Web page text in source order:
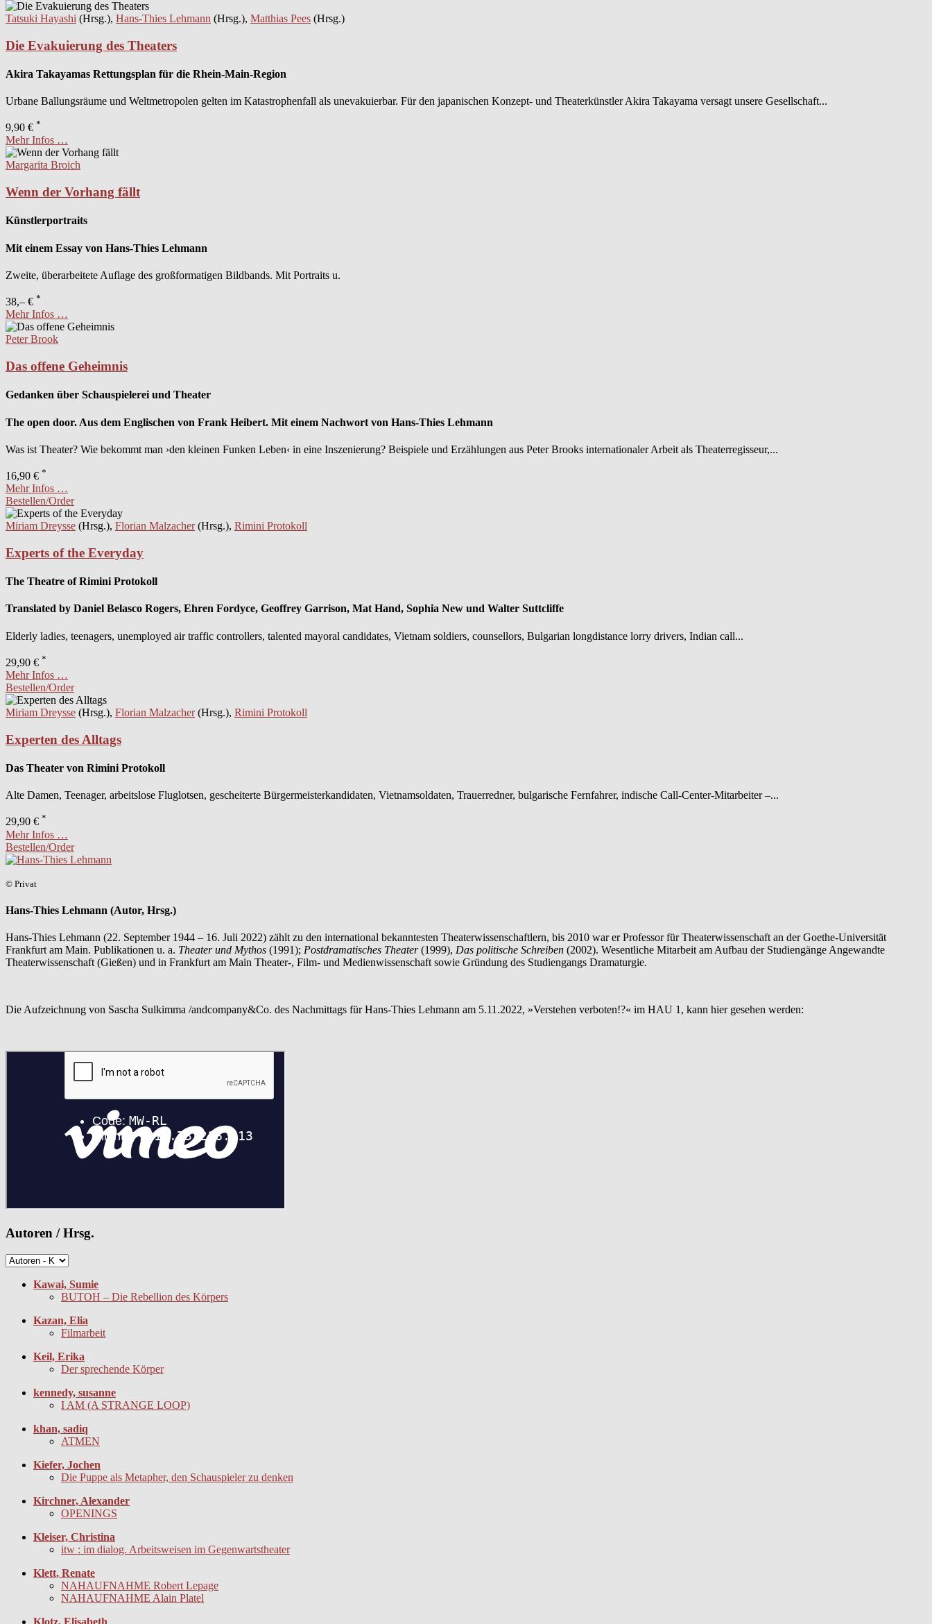
Tatsuki Hayashi (Hrsg.), Hans-Thies Lehmann (Hrsg.), Matthias Pees (Hrsg.)
Die Evakuierung des Theaters
Akira Takayamas Rettungsplan für die Rhein-Main-Region
Urbane Ballungsräume und Weltmetropolen gelten im Katastrophenfall als unevakuierbar. Für den japanischen Konzept- und Theaterkünstler Akira Takayama versagt unsere Gesellschaft...
9,90 € *
Mehr Infos …
Margarita Broich
Wenn der Vorhang fällt
Künstlerportraits
Mit einem Essay von Hans-Thies Lehmann
Zweite, überarbeitete Auflage des großformatigen Bildbands. Mit Portraits u.
38,– € *
Mehr Infos …
Peter Brook
Das offene Geheimnis
Gedanken über Schauspielerei und Theater
The open door. Aus dem Englischen von Frank Heibert. Mit einem Nachwort von Hans-Thies Lehmann
Was ist Theater? Wie bekommt man ›den kleinen Funken Leben‹ in eine Inszenierung? Beispiele und Erzählungen aus Peter Brooks internationaler Arbeit als Theaterregisseur,...
16,90 € *
Mehr Infos …
Bestellen/Order
Miriam Dreysse (Hrsg.), Florian Malzacher(Hrsg.), Rimini Protokoll
Experts of the Everyday
The Theatre of Rimini Protokoll
Translated by Daniel Belasco Rogers, Ehren Fordyce, Geoffrey Garrison, Mat Hand, Sophia New und Walter Suttcliffe
Elderly ladies, teenagers, unemployed air traffic controllers, talented mayoral candidates, Vietnam soldiers, counsellors, Bulgarian longdistance lorry drivers, Indian call...
29,90 € *
Mehr Infos …
Bestellen/Order
Miriam Dreysse (Hrsg.), Florian Malzacher(Hrsg.), Rimini Protokoll
Experten des Alltags
Das Theater von Rimini Protokoll
Alte Damen, Teenager, arbeitslose Fluglotsen, gescheiterte Bürgermeisterkandidaten, Vietnamsoldaten, Trauerredner, bulgarische Fernfahrer, indische Call-Center-Mitarbeiter –...
29,90 € *
Mehr Infos …
Bestellen/Order
© Privat
Hans-Thies Lehmann (Autor, Hrsg.)
Hans-Thies Lehmann (22. September 1944 – 16. Juli 2022) zählt zu den international bekanntesten Theaterwissenschaftlern, bis 2010 war er Professor für Theaterwissenschaft an der Goethe-Universität
Frankfurt am Main. Publikationen u. a. Theater und Mythos (1991); Postdramatisches Theater(1999), Das politische Schreiben (2002). Wesentliche Mitarbeit am Aufbau der Studiengänge Angewandte
Theaterwissenschaft (Gießen) und in Frankfurt am Main Theater-, Film- und Medienwissenschaft sowie Gründung des Studiengangs Dramaturgie.
Die Aufzeichnung von Sascha Sulkimma /andcompany&Co. des Nachmittags für Hans-Thies Lehmann am 5.11.2022, »Verstehen verboten!?« im HAU 1, kann hier gesehen werden:
Autoren / Hrsg.
Kawai, Sumie
BUTOH – Die Rebellion des Körpers
Kazan, Elia
Filmarbeit
Keil, Erika
Der sprechende Körper
kennedy, susanne
I AM (A STRANGE LOOP)
khan, sadiq
ATMEN
Kiefer, Jochen
Die Puppe als Metapher, den Schauspieler zu denken
Kirchner, Alexander
OPENINGS
Kleiser, Christina
itw : im dialog. Arbeitsweisen im Gegenwartstheater
Klett, Renate
NAHAUFNAHME Robert Lepage
NAHAUFNAHME Alain Platel
Klotz, Elisabeth